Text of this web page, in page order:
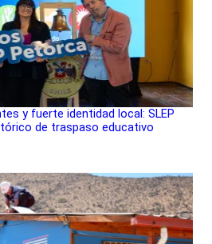
y fuerte identidad local: SLEP
de traspaso educativo